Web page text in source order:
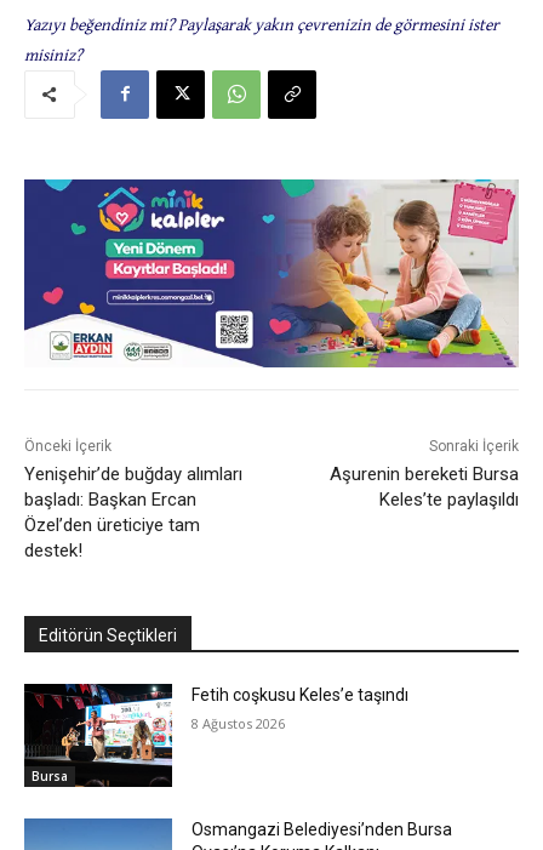
Yazıyı beğendiniz mi? Paylaşarak yakın çevrenizin de görmesini ister
misiniz?
Önceki İçerik
Yenişehir’de buğday alımları
başladı: Başkan Ercan
Özel’den üreticiye tam
destek!
Sonraki İçerik
Aşurenin bereketi Bursa
Keles’te paylaşıldı
Editörün Seçtikleri
Bursa
Fetih coşkusu Keles’e taşındı
8 Ağustos 2026
Osmangazi Belediyesi’nden Bursa